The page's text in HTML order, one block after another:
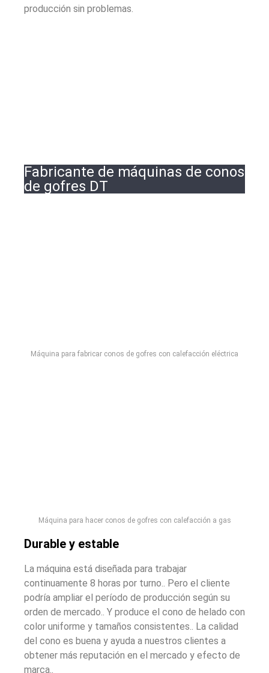
producción sin problemas.
Fabricante de máquinas de conos
de gofres DT
Máquina para fabricar conos de gofres con calefacción eléctrica
Máquina para hacer conos de gofres con calefacción a gas
Durable y estable
La máquina está diseñada para trabajar
continuamente 8 horas por turno.. Pero el cliente
podría ampliar el período de producción según su
orden de mercado.. Y produce el cono de helado con
color uniforme y tamaños consistentes.. La calidad
del cono es buena y ayuda a nuestros clientes a
obtener más reputación en el mercado y efecto de
marca..